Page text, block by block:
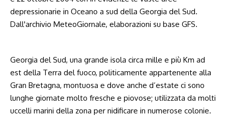
Georgia del Sud, una grande isola circa mille e più Km ad
est della Terra del fuoco, politicamente appartenente alla
Gran Bretagna, montuosa e dove anche d’estate ci sono
lunghe giornate molto fresche e piovose; utilizzata da molti
uccelli marini della zona per nidificare in numerose colonie.